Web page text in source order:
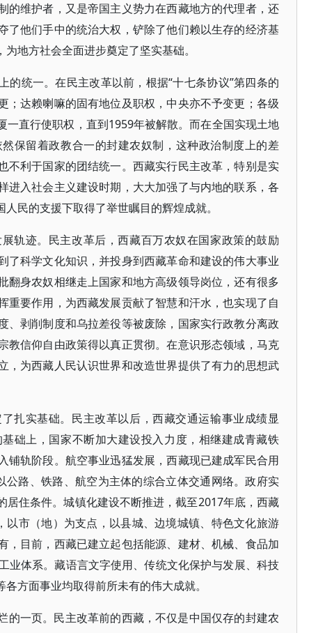
的维护者，又是帝国主义势力在西藏地方的代理者，还
了他们手中的统治大权，铲除了他们赖以生存的经济基
地方社会全面进步奠定了坚实基础。
的统一。在民主改革以前，根据“十七条协议”第四条的
；达赖喇嘛的固有地位及职权，中央亦不予变更；各级
直行使职权，直到1959年被解散。而在全国实现土地
保留着政教合一的封建农奴制，这种政治制度上的差
不利于国家的团结统一。西藏实行民主改革，特别是实
进入社会主义建设时期，大大加强了与内地的联系，各
民的支援下取得了举世瞩目的辉煌成就。
轨迹。民主改革后，西藏百万农奴在国家政策的鼓励
了科学文化知识，并投身到西藏革命和建设的伟大事业
翻身农奴相继走上国家和地方高级领导岗位，还有很多
重要作用，为西藏发展贡献了智慧和汗水，也实现了自
、剥削制度和乌拉差役等被废除，国家实行政教分离政
教信仰自由政策得以真正贯彻。在意识形态领域，马克
，为西藏人民认识世界和改造世界提供了有力的思想武
扎实基础。民主改革以后，西藏交通运输事业成绩显
础上，国家不断加大建设投入力度，相继建成青藏铁
铺轨阶段。航空事业迅猛发展，西藏现已建成军民合用
路、铁路、航空为主体的综合立体交通网络。政府实
住条件。城镇化建设不断推进，截至2017年底，西藏
市（地）为支点，以县城、边境城镇、特色文化旅游
，目前，西藏已建立起包括能源、建材、机械、食品加
业体系。藏语言文字使用、传统文化保护与发展、科技
方面事业均取得前所未有的伟大成就。
的一页。民主改革前的西藏，不仅是中国仅存的封建农